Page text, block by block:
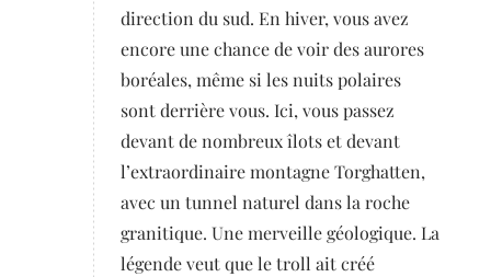
direction du sud. En hiver, vous avez
encore une chance de voir des aurores
boréales, même si les nuits polaires
sont derrière vous. Ici, vous passez
devant de nombreux îlots et devant
l’extraordinaire montagne Torghatten,
avec un tunnel naturel dans la roche
granitique. Une merveille géologique. La
légende veut que le troll ait créé